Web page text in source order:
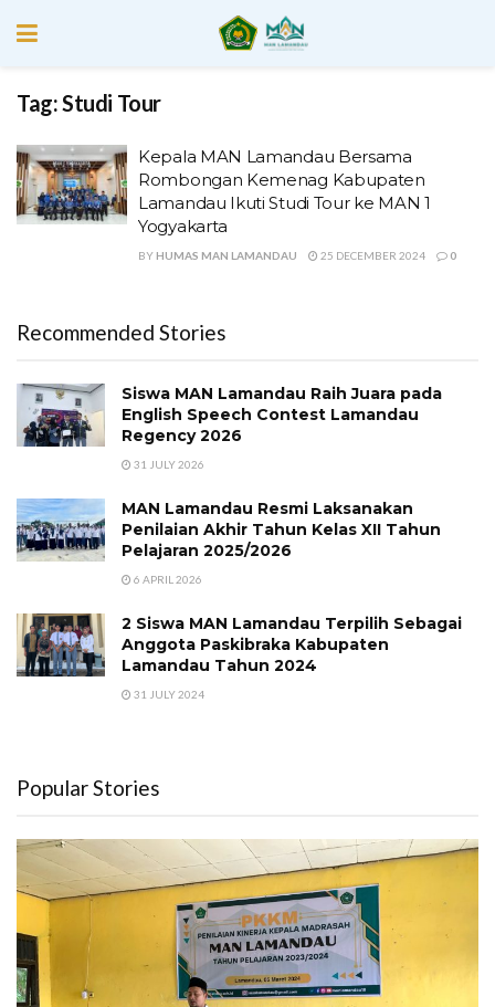
Tag:Studi Tour
Kepala MAN Lamandau Bersama
Rombongan Kemenag Kabupaten
Lamandau Ikuti Studi Tour ke MAN 1
Yogyakarta
BY HUMAS MAN LAMANDAU 25 DECEMBER 2024 0
Recommended Stories
Siswa MAN Lamandau Raih Juara pada
English Speech Contest Lamandau
Regency 2026
31 JULY 2026
MAN Lamandau Resmi Laksanakan
Penilaian Akhir Tahun Kelas XII Tahun
Pelajaran 2025/2026
6 APRIL 2026
2 Siswa MAN Lamandau Terpilih Sebagai
Anggota Paskibraka Kabupaten
Lamandau Tahun 2024
31 JULY 2024
Popular Stories